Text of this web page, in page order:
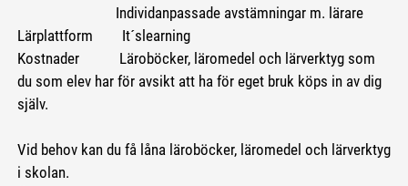
Individanpassade avstämningar m. lärare
Lärplattform It´slearning
Kostnader Läroböcker, läromedel och lärverktyg som
du som elev har för avsikt att ha för eget bruk köps in av dig
själv.
Vid behov kan du få låna läroböcker, läromedel och lärverktyg
i skolan.